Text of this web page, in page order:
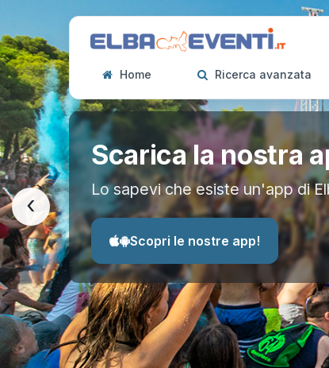
Home Ricerca avanzata
Scarica la nostra
Lo sapevi che esiste un'app di
Scopri le nostre app!
‹